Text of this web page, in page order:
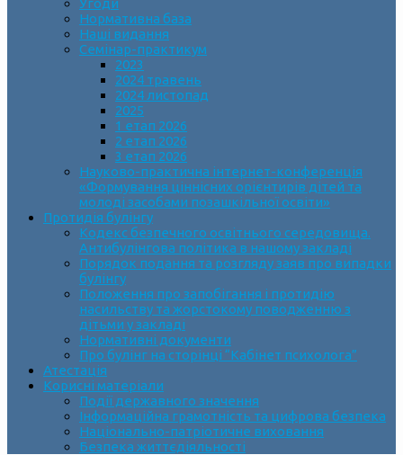
Нормативна база
Наші видання
Семінар-практикум
2023
2024 травень
2024 листопад
2025
1 етап 2026
2 етап 2026
3 етап 2026
Науково-практична інтернет-конференція
«Формування ціннісних орієнтирів дітей та
молоді засобами позашкільної освіти»
Протидія булінгу
Кодекс безпечного освітнього середовища.
Антибулінгова політика в нашому закладі
Порядок подання та розгляду заяв про випадки
булінгу
Положення про запобігання і протидію
насильству та жорстокому поводженню з
дітьми у закладі
Нормативні документи
Про булінг на сторінці “Кабінет психолога”
Атестація
Корисні матеріали
Події державного значення
Інформаційна грамотність та цифрова безпека
Національно-патріотичне виховання
Безпека життєдіяльності